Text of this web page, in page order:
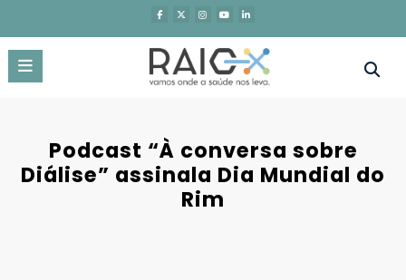
o
conteúdo
Podcast “À conversa sobre
Diálise” assinala Dia Mundial do
Rim